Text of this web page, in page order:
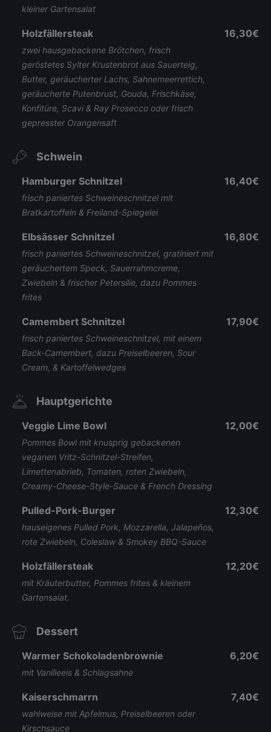
kleiner Gartensalat
Holzfällersteak
zwei hausgebackene Brötchen, frisch
geröstetes Sylter Krustenbrot aus Sauerteig,
Butter, geräucherter Lachs, Sahnemeerrettich,
geräucherte Putenbrust, Gouda, Frischkäse,
Konfitüre, Scavi & Ray Prosecco oder frisch
gepresster Orangensaft
16,30€
Schwein
Hamburger Schnitzel
frisch paniertes Schweineschnitzel mit
Bratkartoffeln & Freiland-Spiegelei
16,40€
Elbsässer Schnitzel
frisch paniertes Schweineschnitzel, gratiniert mit
geräuchertem Speck, Sauerrahmcreme,
Zwiebeln & frischer Petersilie, dazu Pommes
frites
16,80€
Camembert Schnitzel
frisch paniertes Schweineschnitzel, mit einem
Back-Camembert, dazu Preiselbeeren, Sour
Cream, & Kartoffelwedges
17,90€
Hauptgerichte
Veggie Lime Bowl
Pommes Bowl mit knusprig gebackenen
veganen Vritz-Schnitzel-Streifen,
Limettenabrieb, Tomaten, roten Zwiebeln,
Creamy-Cheese-Style-Sauce & French Dressing
12,00€
Pulled-Pork-Burger
hauseigenes Pulled Pork, Mozzarella, Jalapeños,
rote Zwiebeln, Coleslaw & Smokey BBQ-Sauce
12,30€
Holzfällersteak
mit Kräuterbutter, Pommes frites & kleinem
Gartensalat.
12,20€
Dessert
Warmer Schokoladenbrownie
mit Vanilleeis & Schlagsahne
6,20€
Kaiserschmarrn
wahlweise mit Apfelmus, Preiselbeeren oder
Kirschsauce
7,40€